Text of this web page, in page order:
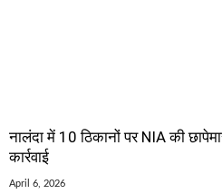
नालंदा में 10 ठिकानों पर NIA की
कार्रवाई
April 6, 2026